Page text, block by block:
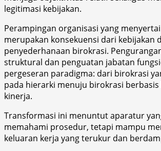
legitimasi kebijakan.
Perampingan organisasi yang
merupakan konsekuensi dari kebijakan
penyederhanaan birokrasi.
struktural dan penguatan jabatan
pergeseran paradigma: dari birokrasi
pada hierarki menuju birokrasi berbasis
kinerja.
Transformasi ini menuntut aparatur
memahami prosedur, tetapi mampu
keluaran kerja yang terukur dan